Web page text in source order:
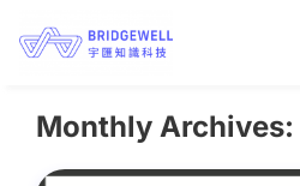
for:
服務項目
Monthly Archives: